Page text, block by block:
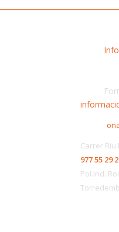
Carrer Riu
977 55 29
Pol.Ind.